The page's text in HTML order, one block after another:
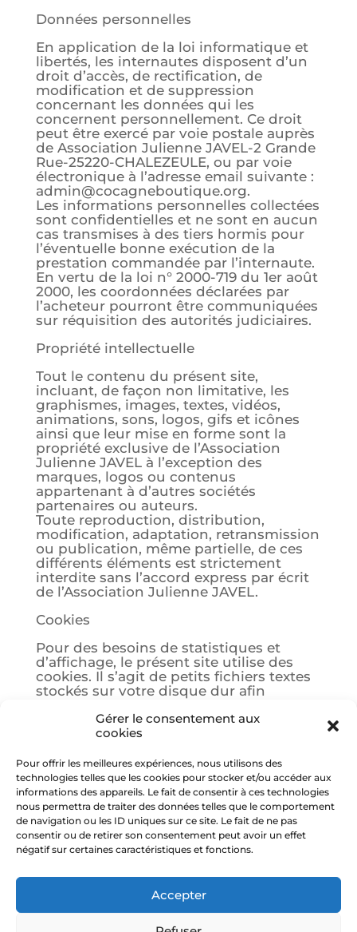
Gérer le consentement aux
cookies
Pour offrir les meilleures expériences, nous utilisons des
technologies telles que les cookies pour stocker et/ou accéder aux
informations des appareils. Le fait de consentir à ces technologies
nous permettra de traiter des données telles que le comportement
de navigation ou les ID uniques sur ce site. Le fait de ne pas
consentir ou de retirer son consentement peut avoir un effet
négatif sur certaines caractéristiques et fonctions.
Accepter
Données personnelles
En application de la loi informatique et
libertés, les internautes disposent d’un
droit d’accès, de rectification, de
modification et de suppression
concernant les données qui les
concernent personnellement. Ce droit
peut être exercé par voie postale auprès
de Association Julienne JAVEL-2 Grande
Rue-25220-CHALEZEULE, ou par voie
électronique à l’adresse email suivante :
admin@cocagneboutique.org.
Les informations personnelles collectées
sont confidentielles et ne sont en aucun
cas transmises à des tiers hormis pour
l’éventuelle bonne exécution de la
prestation commandée par l’internaute.
En vertu de la loi n° 2000-719 du 1er août
2000, les coordonnées déclarées par
l’acheteur pourront être communiquées
sur réquisition des autorités judiciaires.
Propriété intellectuelle
Tout le contenu du présent site,
incluant, de façon non limitative, les
graphismes, images, textes, vidéos,
animations, sons, logos, gifs et icônes
ainsi que leur mise en forme sont la
propriété exclusive de l’Association
Julienne JAVEL à l’exception des
marques, logos ou contenus
appartenant à d’autres sociétés
partenaires ou auteurs.
Toute reproduction, distribution,
modification, adaptation, retransmission
ou publication, même partielle, de ces
différents éléments est strictement
interdite sans l’accord express par écrit
de l’Association Julienne JAVEL.
Cookies
Pour des besoins de statistiques et
d’affichage, le présent site utilise des
cookies. Il s’agit de petits fichiers textes
stockés sur votre disque dur afin
sur votre navigation. Certaines parties
de ce site ne peuvent être fonctionnelles
Prestataire technique
Les prestations techniques sont
assurées par l’Association Julienne
JAVEL